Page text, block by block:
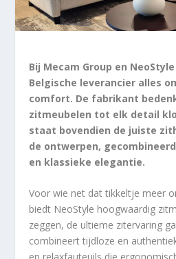
Bij Mecam Group en
Belgische leverancier alles
comfort. De fabrikant
zitmeubelen tot elk detail
staat bovendien de juiste
de ontwerpen,
en klassieke elegantie.
Voor wie net dat tikkeltje meer
biedt NeoStyle hoogwaardig
zeggen, de ultieme zitervaring
combineert tijdloze en